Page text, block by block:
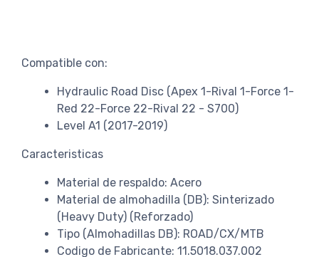
Compatible con:
Hydraulic Road Disc (Apex 1-Rival 1-Force 1-
Red 22-Force 22-Rival 22 - S700)
Level A1 (2017-2019)
Caracteristicas
Material de respaldo: Acero
Material de almohadilla (DB): Sinterizado
(Heavy Duty) (Reforzado)
Tipo (Almohadillas DB): ROAD/CX/MTB
Codigo de Fabricante: 11.5018.037.002